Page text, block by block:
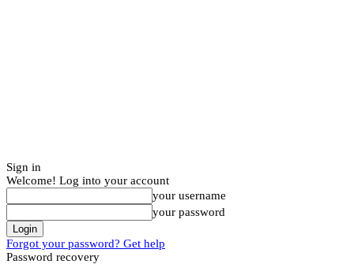
Sign in
Welcome! Log into your account
your username
your password
Forgot your password? Get help
Password recovery